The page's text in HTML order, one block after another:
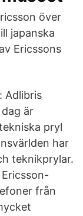
över
japanska
Ericssons
Adlibris
dag är
pryl
har
teknikprylar.
från